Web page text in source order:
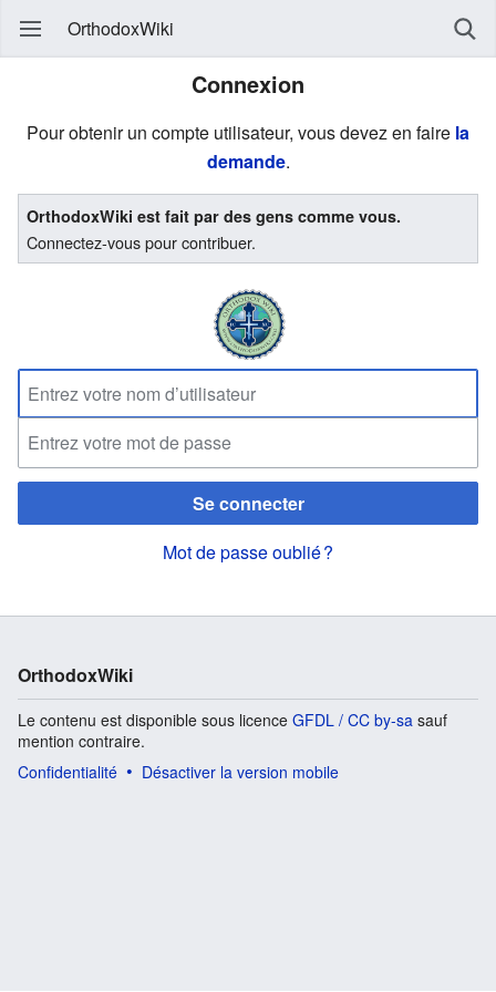
OrthodoxWiki
Connexion
Pour obtenir un compte utilisateur, vous devez en faire la
demande.
OrthodoxWiki est fait par des gens comme vous.
Connectez-vous pour contribuer.
Se connecter
Mot de passe oublié ?
OrthodoxWiki
Le contenu est disponible sous licence GFDL / CC by-sa sauf
mention contraire.
Confidentialité
Désactiver la version mobile